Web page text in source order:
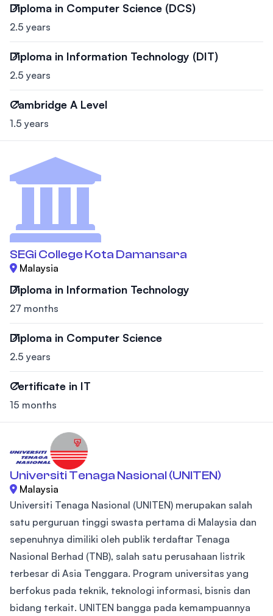
Diploma in Computer Science (DCS)
2.5 years
Diploma in Information Technology (DIT)
2.5 years
Cambridge A Level
1.5 years
SEGi College Kota Damansara
Malaysia
Diploma in Information Technology
27 months
Diploma in Computer Science
2.5 years
Certificate in IT
15 months
Universiti Tenaga Nasional (UNITEN)
Malaysia
Universiti Tenaga Nasional (UNITEN) merupakan salah
satu perguruan tinggi swasta pertama di Malaysia dan
sepenuhnya dimiliki oleh publik terdaftar Tenaga
Nasional Berhad (TNB), salah satu perusahaan listrik
terbesar di Asia Tenggara. Program universitas yang
berfokus pada teknik, teknologi informasi, bisnis dan
bidang terkait. UNITEN bangga pada kemampuannya